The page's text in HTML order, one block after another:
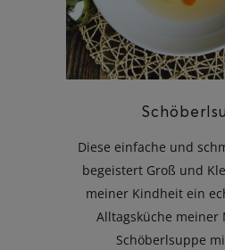
Diese einfache und
begeistert Groß und
meiner Kindheit ein
Alltagsküche meiner
Schöberlsuppe